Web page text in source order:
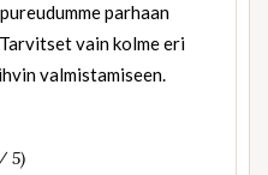
parhaan
vain kolme eri
valmistamiseen.
5)